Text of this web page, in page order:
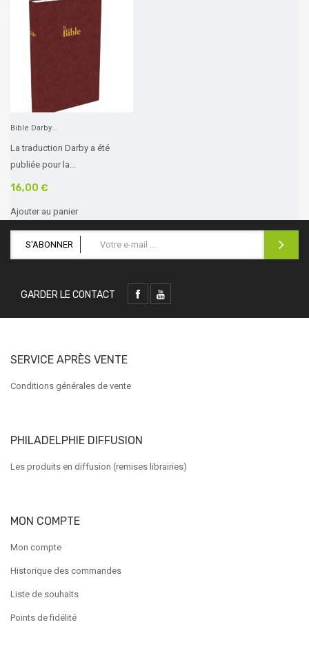
Bible Darby...
La traduction Darby a été
publiée pour la...
16,00 €
Ajouter au panier
S'ABONNER
GARDER LE CONTACT
SERVICE APRÈS VENTE
Conditions générales de vente
PHILADELPHIE DIFFUSION
Les produits en diffusion (remises librairies)
MON COMPTE
Mon compte
Historique des commandes
Liste de souhaits
Points de fidélité